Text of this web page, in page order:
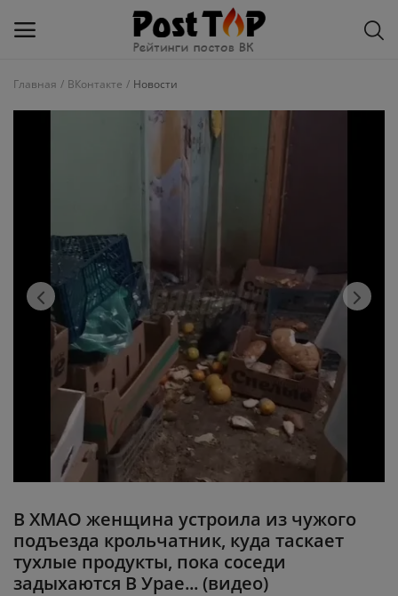
Контакты
О рейтинге
Статьи, обзоры
Войти
Регистрация
Главная ВКонтакте Новости
В ХМАО женщина устроила из чужого
подъезда крольчатник, куда таскает
тухлые продукты, пока соседи
задыхаются В Урае... (видео)